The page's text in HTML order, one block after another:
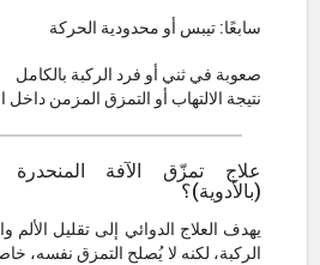
سابعًا: تيبس أو محدودية الحركة
صعوبة في ثني أو فرد الركبة بالكامل
نتيجة الالتهاب أو التمزق المزمن
علاج تمزّق الآفة المنحدرة
(بالأدوية)؟
يهدف العلاج الدوائي إلى تقليل الألم
الركبة، لكنه لا يُصلح التمزق نفسه،